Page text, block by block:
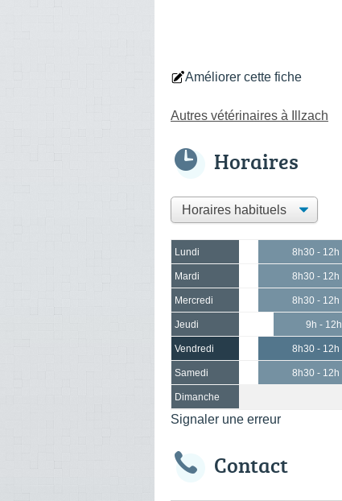
Améliorer cette fiche
Autres vétérinaires à Illzach
Horaires
Lundi 8h30 - 12h
Mardi 8h30 - 12h
Mercredi 8h30 - 12h
Jeudi 9h - 12h
Vendredi 8h30 - 12h
Samedi 8h30 - 12h
Dimanche
Signaler une erreur
Contact